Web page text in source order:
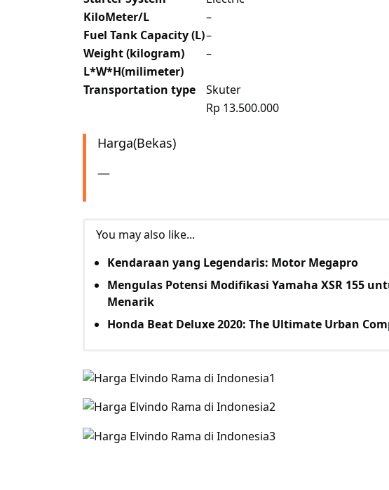
KiloMeter/L
–
Fuel Tank Capacity (L)–
Weight (kilogram)
–
L*W*H(milimeter)
Transportation type
Skuter
Rp 13.500.000
Harga(Bekas)
—
You may also like...
Kendaraan yang Legendaris: Motor Megapro
Mengulas Potensi Modifikasi Yamaha XSR 155
Menarik
Honda Beat Deluxe 2020: The Ultimate Urban